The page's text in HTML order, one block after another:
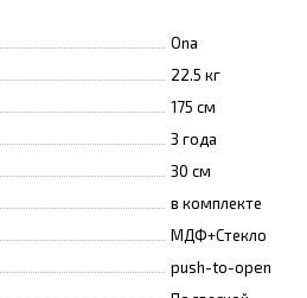
Ona
22.5 кг
175 см
3 года
30 см
в комплекте
МДФ+Стекло
push-to-open